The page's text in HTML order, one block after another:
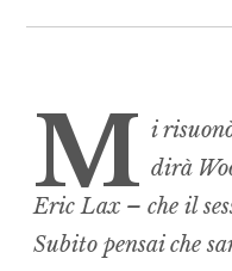
M i
dirà
Eric Lax –che il
Subito pensai che